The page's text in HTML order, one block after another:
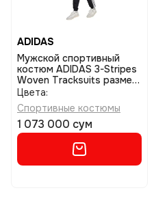
ADIDAS
Мужской спортивный
костюм ADIDAS 3-Stripes
Woven Tracksuits размер
lЦвета:
Спортивные костюмы
1 073 000 сум